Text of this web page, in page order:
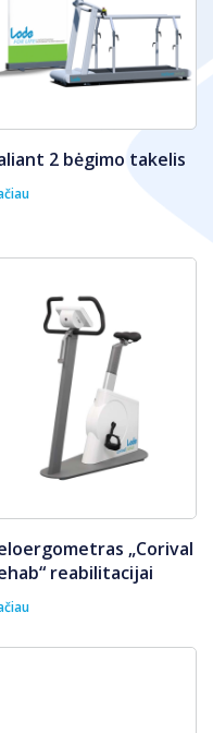
2 bėgimo takelis
„Corival
reabilitacijai